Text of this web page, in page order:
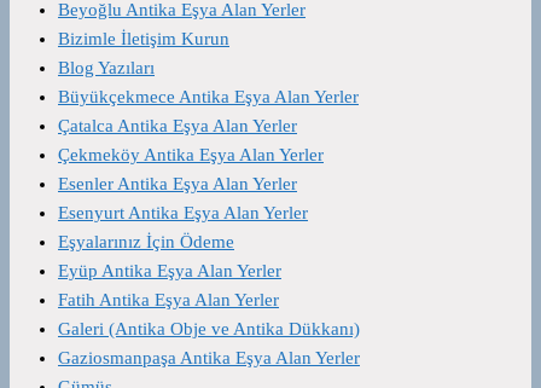
Beyoğlu Antika Eşya Alan Yerler
Bizimle İletişim Kurun
Blog Yazıları
Büyükçekmece Antika Eşya Alan Yerler
Çatalca Antika Eşya Alan Yerler
Çekmeköy Antika Eşya Alan Yerler
Esenler Antika Eşya Alan Yerler
Esenyurt Antika Eşya Alan Yerler
Eşyalarınız İçin Ödeme
Eyüp Antika Eşya Alan Yerler
Fatih Antika Eşya Alan Yerler
Galeri (Antika Obje ve Antika Dükkanı)
Gaziosmanpaşa Antika Eşya Alan Yerler